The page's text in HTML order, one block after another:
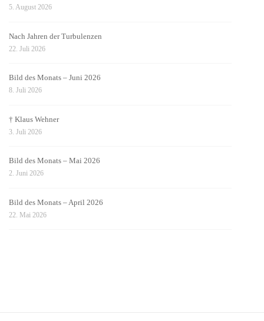
5. August 2026
Nach Jahren der Turbulenzen
22. Juli 2026
Bild des Monats – Juni 2026
8. Juli 2026
† Klaus Wehner
3. Juli 2026
Bild des Monats – Mai 2026
2. Juni 2026
Bild des Monats – April 2026
22. Mai 2026